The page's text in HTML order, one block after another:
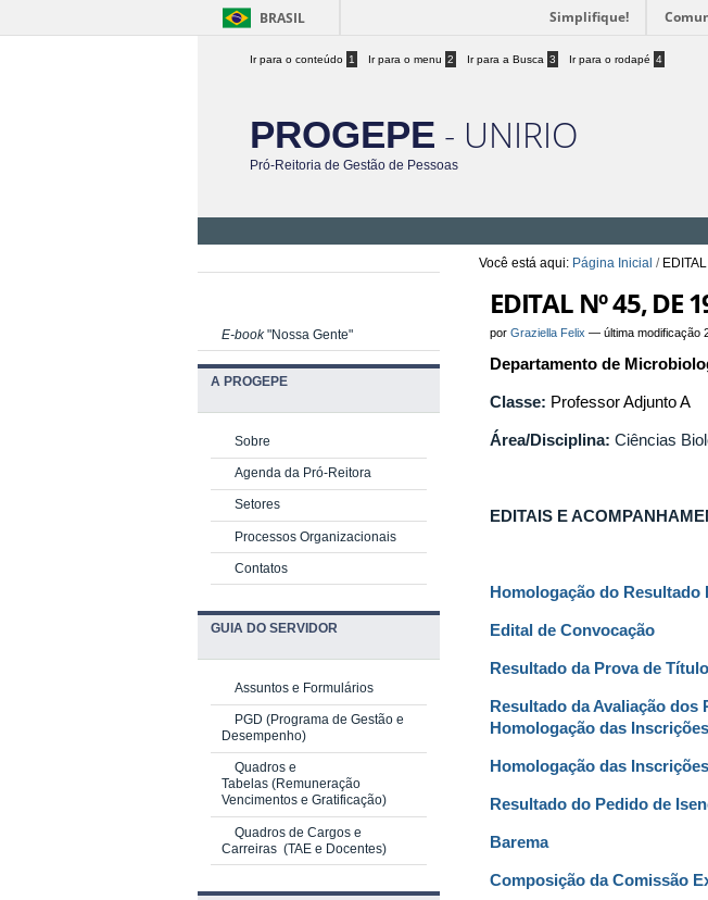
BRASIL Simplifique!
Ir para o conteúdo 1 Ir para o menu 2 Ir para a Busca 3 Ir para o rodapé 4
PROGEPE - UNIRIO
Pró-Reitoria de Gestão de Pessoas
Você está aqui: Página Inicial /
EDITAL Nº 45, DE
porGraziella Felix —última modificação
Departamento de
Classe: Professor Adjunto A
Área/Disciplina:Ciências
EDITAIS E
Homologação do
Edital de Convocação
Resultado da Prova de
Resultado da Avaliação dos
Homologação das Inscrições
Homologação das Inscrições
Resultado do Pedido de
Barema
Composição da Comissão
E-book"Nossa Gente"
A PROGEPE
Sobre
Agenda da Pró-Reitora
Setores
Processos Organizacionais
Contatos
GUIA DO SERVIDOR
Assuntos e Formulários
PGD (Programa de Gestão e
Desempenho)
Quadros e
Tabelas (Remuneração
Vencimentos e Gratificação)
Quadros de Cargos e
Carreiras (TAE e Docentes)